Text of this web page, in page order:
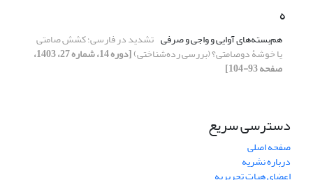
ه
هم‌بسته‌های آوایی و واجی و صرفی تشدید در فارسی؛ کشش صامتی
یا خوشۀ دوصامتی؟ (بررسی رده‌شناختی) [دوره 14، شماره 27، 1403،
صفحه 93-104]
دسترسی سریع
صفحه اصلی
درباره نشریه
اعضای هیات تحریریه